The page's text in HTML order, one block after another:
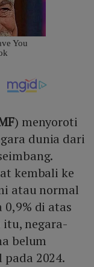
) menyoroti
dunia dari
kembali ke
atau normal
di atas
itu, negara-
belum
2024.